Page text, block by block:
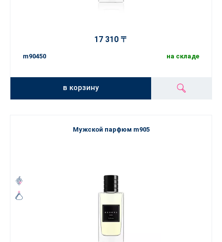
17 310 〒
m90450 на складе
в корзину
Мужской парфюм m905